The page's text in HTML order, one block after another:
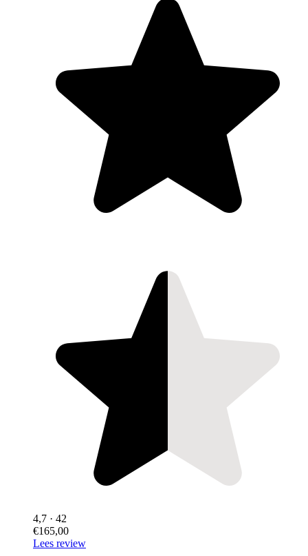
4,7 · 42
€165,00
Lees review